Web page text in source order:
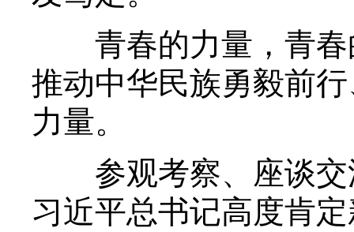
青春的力量，青春
推动中华民族勇毅前
力量。
参观考察、座谈交
习近平总书记高度肯